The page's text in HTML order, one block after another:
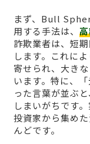
まず、Bull
用する手法は、
詐欺業者は、短
します。これに
寄せられ、大き
います。特に、
った言葉が並ぶ
しまいがちです
投資家から集め
んどです。